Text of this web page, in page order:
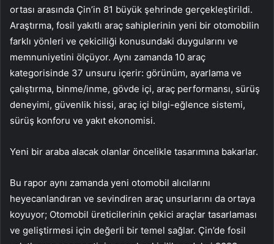
ortası arasında Çin’in 81 büyük şehrinde gerçekleştirildi.
Araştırma, fosil yakıtlı araç sahiplerinin yeni bir otomobilin
farklı yönleri ve çekiciliği konusundaki duygularını ve
memnuniyetini ölçüyor. Aynı zamanda 10 araç
kategorisinde 37 unsuru içerir: görünüm, ayarlama ve
çalıştırma, binme/inme, gövde içi, araç performansı, sürüş
deneyimi, güvenlik hissi, araç içi bilgi-eğlence sistemi,
sürüş konforu ve yakıt ekonomisi.
Yeni bir araba alacak olanlar öncelikle tasarımına bakarlar.
Bu rapor aynı zamanda yeni otomobil alıcılarını
heyecanlandıran ve sevindiren araç unsurlarını da ortaya
koyuyor; Otomobil üreticilerinin çekici araçlar tasarlaması
ve geliştirmesi için değerli bir temel sağlar. Çin’de fosil